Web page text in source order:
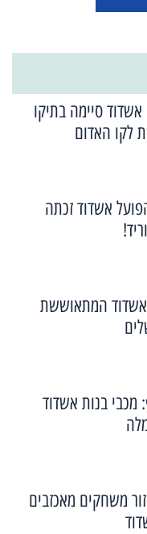
סיימה בתיקו
אשדוד זכתה
המתאוששת
מכבי בנות אשדוד
משחקים מאכזבים